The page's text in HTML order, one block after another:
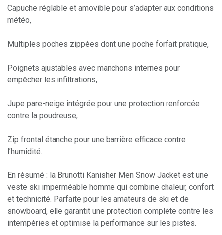
Capuche réglable et amovible pour s’adapter aux conditions
météo,
Multiples poches zippées dont une poche forfait pratique,
Poignets ajustables avec manchons internes pour
empêcher les infiltrations,
Jupe pare-neige intégrée pour une protection renforcée
contre la poudreuse,
Zip frontal étanche pour une barrière efficace contre
l’humidité.
En résumé : la Brunotti Kanisher Men Snow Jacket est une
veste ski imperméable homme qui combine chaleur, confort
et technicité. Parfaite pour les amateurs de ski et de
snowboard, elle garantit une protection complète contre les
intempéries et optimise la performance sur les pistes.